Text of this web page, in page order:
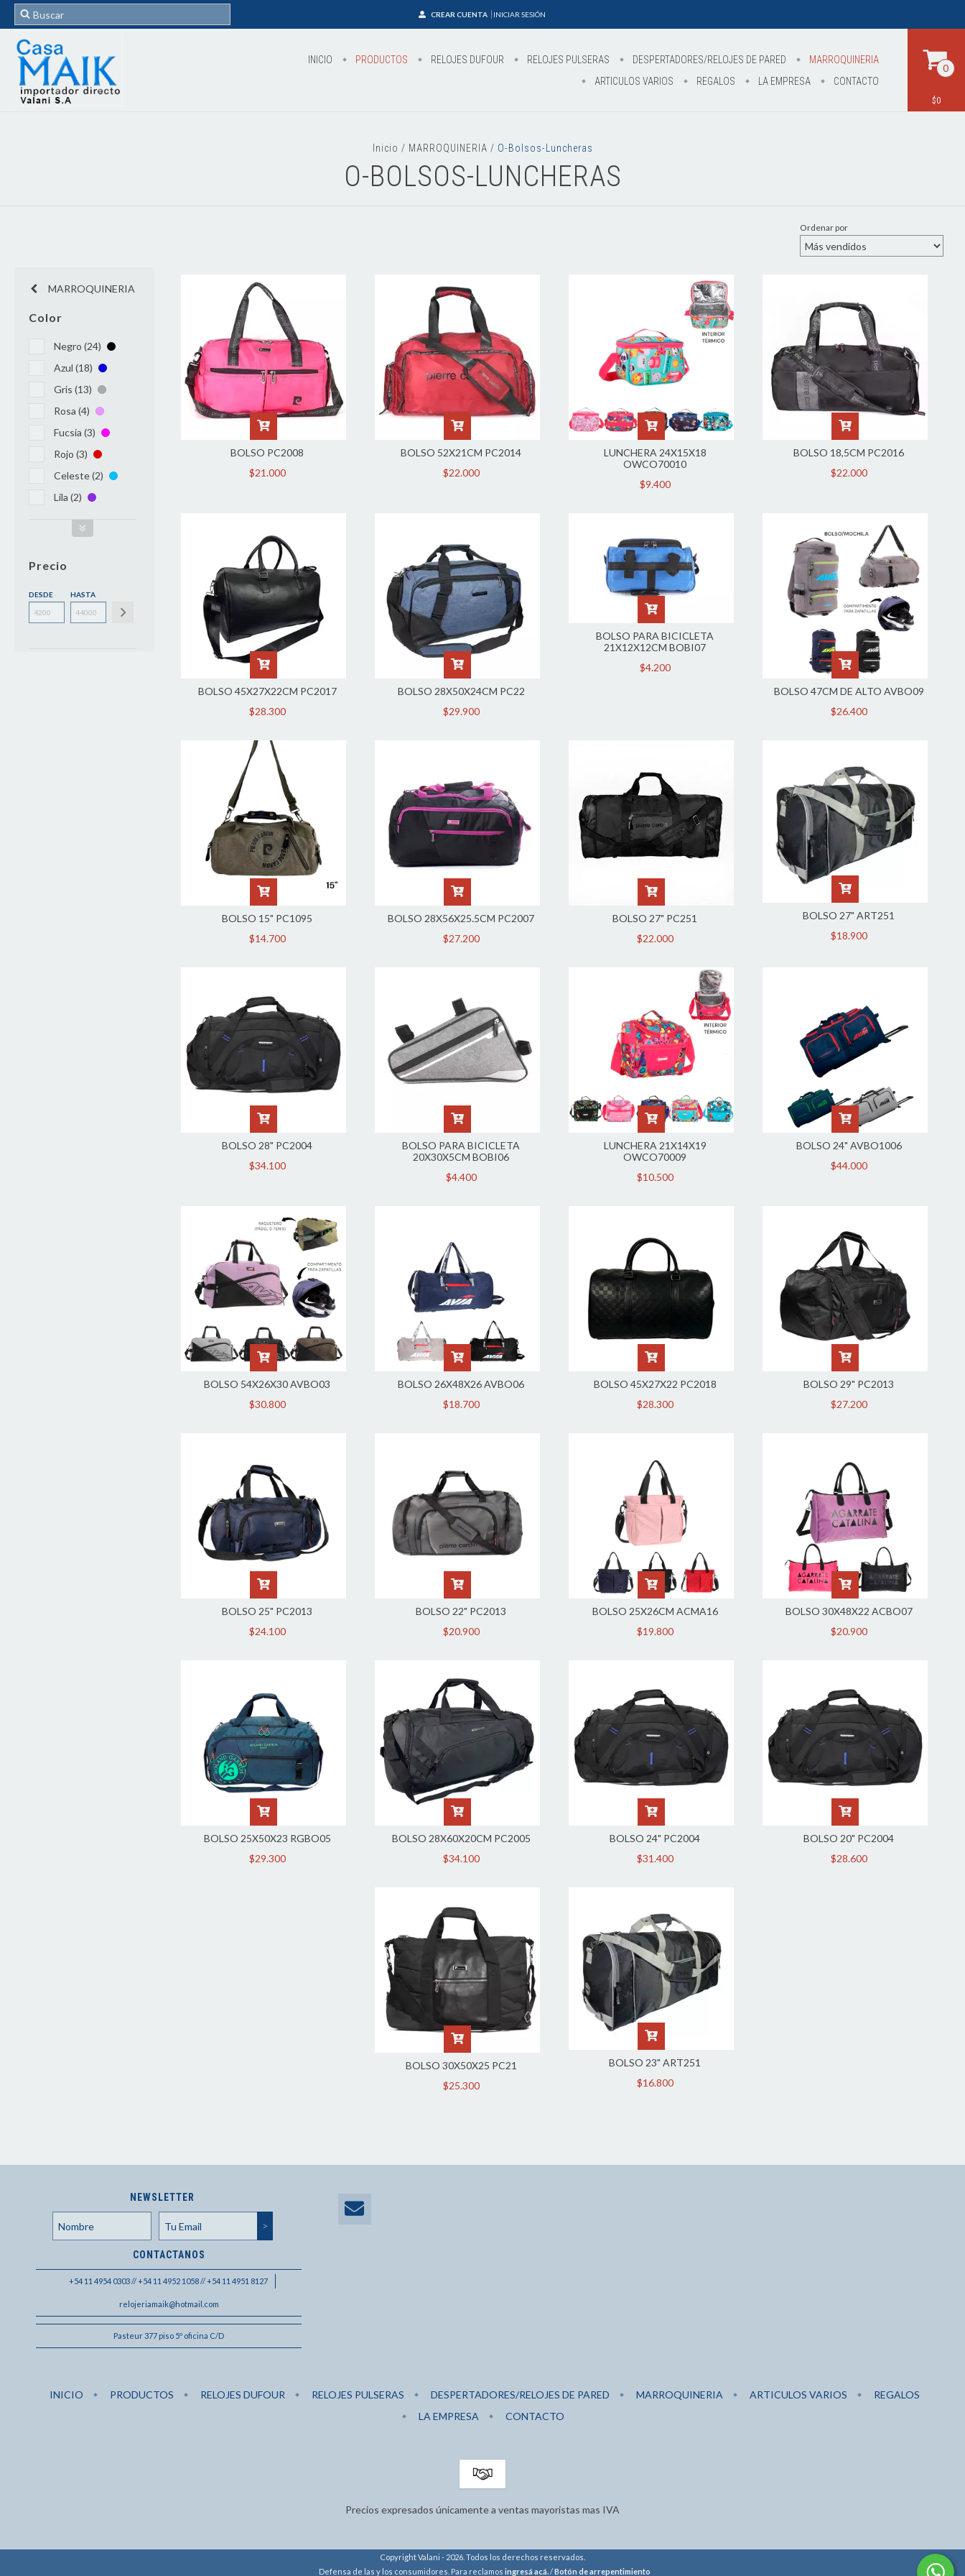
CREAR CUENTA INICIAR SESIÓN
INICIO PRODUCTOS RELOJES DUFOUR RELOJES PULSERAS DESPERTADORES/RELOJES DE PARED
MARROQUINERIA
ARTICULOS VARIOS
REGALOS LA EMPRESA CONTACTO
0
$0
Inicio / MARROQUINERIA / O-Bolsos-Luncheras
O-BOLSOS-LUNCHERAS
Ordenar por
MARROQUINERIA
Color
Negro (24)
Azul (18)
Gris (13)
Rosa (4)
Fucsia (3)
Rojo (3)
Celeste (2)
Lila (2)
Precio
DESDE HASTA
BOLSO PC2008
$21.000
BOLSO 52X21CM PC2014
$22.000
LUNCHERA 24X15X18
OWCO70010
$9.400
BOLSO 18,5CM PC2016
$22.000
BOLSO 45X27X22CM PC2017
$28.300
BOLSO 28X50X24CM PC22
$29.900
BOLSO PARA BICICLETA
21X12X12CM BOBI07
$4.200
BOLSO 47CM DE ALTO AVBO09
$26.400
BOLSO 15" PC1095
$14.700
BOLSO 28X56X25.5CM PC2007
$27.200
BOLSO 27" PC251
$22.000
BOLSO 27" ART251
$18.900
BOLSO 28" PC2004
$34.100
BOLSO PARA BICICLETA
20X30X5CM BOBI06
$4.400
LUNCHERA 21X14X19
OWCO70009
$10.500
BOLSO 24" AVBO1006
$44.000
BOLSO 54X26X30 AVBO03
$30.800
BOLSO 26X48X26 AVBO06
$18.700
BOLSO 45X27X22 PC2018
$28.300
BOLSO 29" PC2013
$27.200
BOLSO 25" PC2013
$24.100
BOLSO 22" PC2013
$20.900
BOLSO 25X26CM ACMA16
$19.800
BOLSO 30X48X22 ACBO07
$20.900
BOLSO 25X50X23 RGBO05
$29.300
BOLSO 28X60X20CM PC2005
$34.100
BOLSO 24" PC2004
$31.400
BOLSO 20" PC2004
$28.600
BOLSO 30X50X25 PC21
$25.300
BOLSO 23" ART251
$16.800
NEWSLETTER
CONTACTANOS
+54 11 4954 0303 // +54 11 4952 1058 // +54 11 4951 8127
relojeriamaik@hotmail.com
Pasteur 377 piso 5º oficina C/D
INICIO PRODUCTOS RELOJES DUFOUR RELOJES PULSERAS DESPERTADORES/RELOJES DE PARED MARROQUINERIA ARTICULOS VARIOS
REGALOS
LA EMPRESA
CONTACTO
Precios expresados únicamente a ventas mayoristas mas IVA
Copyright Valani - 2026. Todos los derechos reservados.
Defensa de las y los consumidores. Para reclamos ingresá acá./Botón de arrepentimiento